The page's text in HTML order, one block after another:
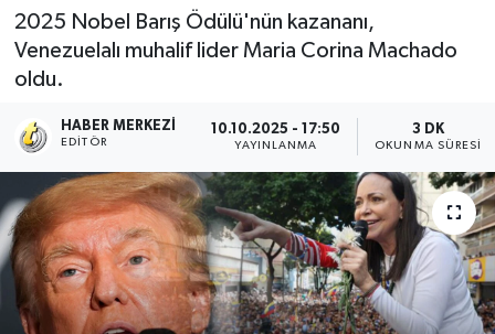
2025 Nobel Barış Ödülü'nün kazananı,
Venezuelalı muhalif lider Maria Corina Machado
oldu.
HABER MERKEZI
EDITÖR
10.10.2025 - 17:50
YAYINLANMA
3 DK
OKUNMA SÜRESI